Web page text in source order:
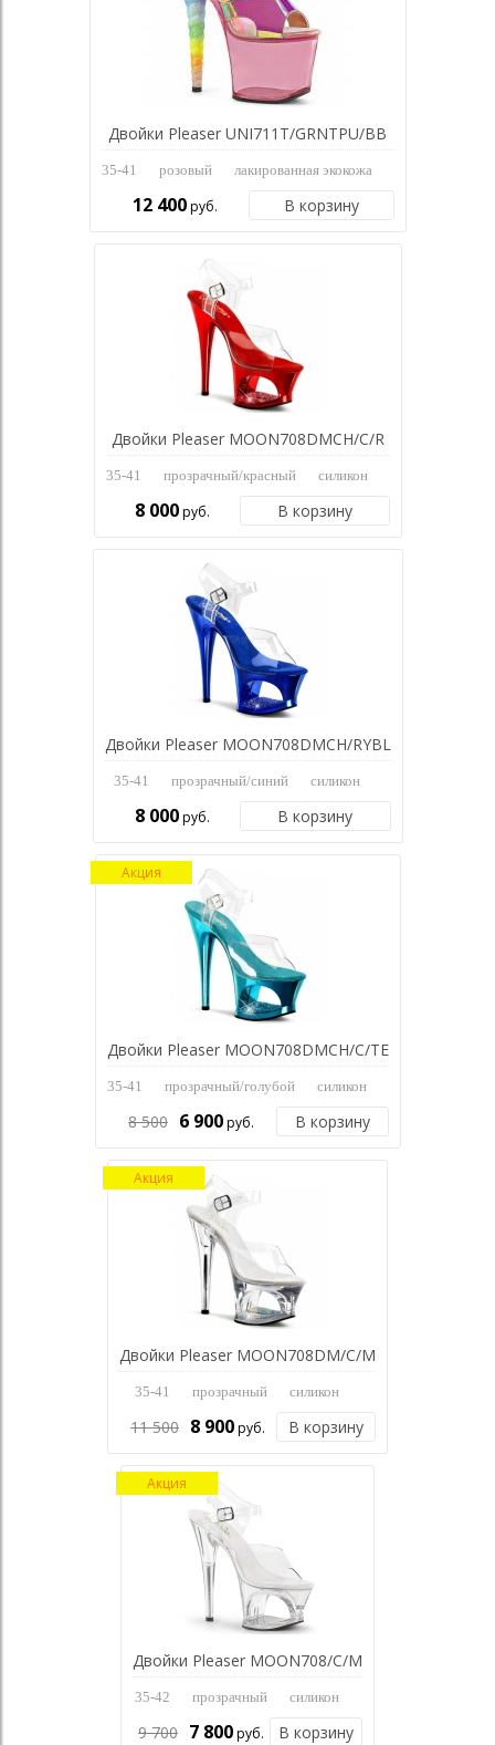
Двойки Pleaser UNI711T/GRNTPU/BB
35-41 розовый лакированная экокожа
12 400руб. В корзину
Двойки Pleaser MOON708DMCH/C/R
35-41 прозрачный/красный силикон
8 000руб. В корзину
Двойки Pleaser MOON708DMCH/RYBL
35-41 прозрачный/синий силикон
8 000руб. В корзину
Акция
Двойки Pleaser MOON708DMCH/C/TE
35-41 прозрачный/голубой силикон
8 500 6 900руб. В корзину
Акция
Двойки Pleaser MOON708DM/C/M
35-41 прозрачный силикон
11 500 8 900руб. В корзину
Акция
Двойки Pleaser MOON708/C/M
35-42 прозрачный силикон
9 700 7 800руб. В корзину